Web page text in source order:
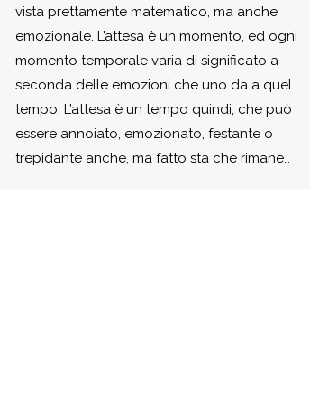
vista prettamente matematico, ma anche
emozionale. L’attesa è un momento, ed ogni
momento temporale varia di significato a
seconda delle emozioni che uno da a quel
tempo. L’attesa è un tempo quindi, che può
essere annoiato, emozionato, festante o
trepidante anche, ma fatto sta che rimane…